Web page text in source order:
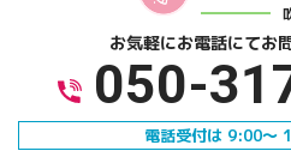
お気軽にお電話にてお
050-
電話受付は 9:00～